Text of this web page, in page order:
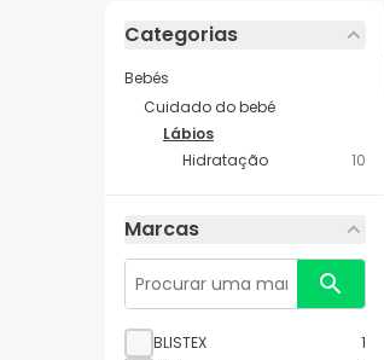
Categorias
Bebés
Cuidado do bebé
Lábios
Hidratação
10
Marcas
BLISTEX
1